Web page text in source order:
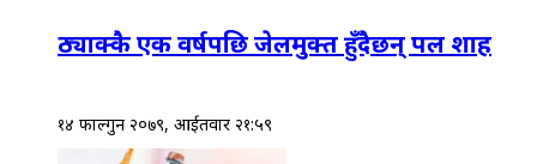
ठ्याक्कै एक वर्षपछि जेलमुक्त हुँदैछन् पल शाह
१४ फाल्गुन २०७९, आईतवार २१:५९